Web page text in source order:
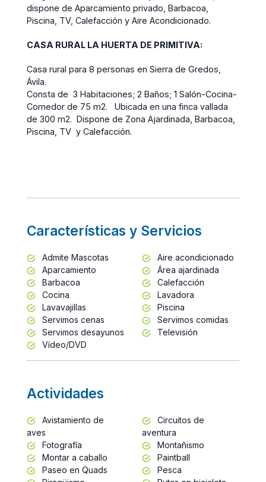
dispone de Aparcamiento privado, Barbacoa,
Piscina, TV, Calefacción y Aire Acondicionado.
CASA RURAL LA HUERTA DE PRIMITIVA:
Casa rural para 8 personas en Sierra de Gredos,
Ávila.
Consta de 3 Habitaciones; 2 Baños; 1 Salón-Cocina-
Comedor de 75 m2. Ubicada en una finca vallada
de 300 m2. Dispone de Zona Ajardinada, Barbacoa,
Piscina, TV y Calefacción.
Características y Servicios
Admite Mascotas
Aire acondicionado
Aparcamiento
Área ajardinada
Barbacoa
Calefacción
Cocina
Lavadora
Lavavajillas
Piscina
Servimos cenas
Servimos comidas
Servimos desayunos
Televisión
Vídeo/DVD
Actividades
Avistamiento de
aves
Circuitos de
aventura
Fotografía
Montañismo
Montar a caballo
Paintball
Paseo en Quads
Pesca